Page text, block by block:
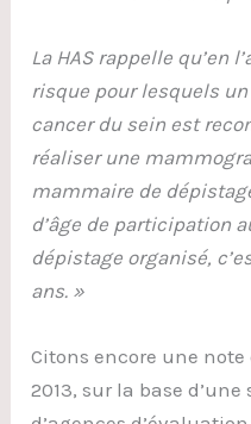
La HAS rappelle qu’en
risque pour lesquels
cancer du sein est
réaliser une
mammaire de
d’âge de participation
dépistage organisé,
ans. »
Citons encore une note
2013, sur la base